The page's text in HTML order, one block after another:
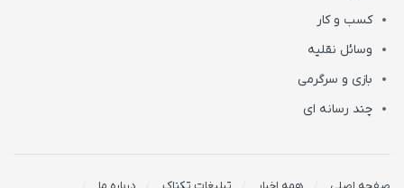
کسب و کار
وسائل نقلیه
بازی و سرگرمی
چند رسانه ای